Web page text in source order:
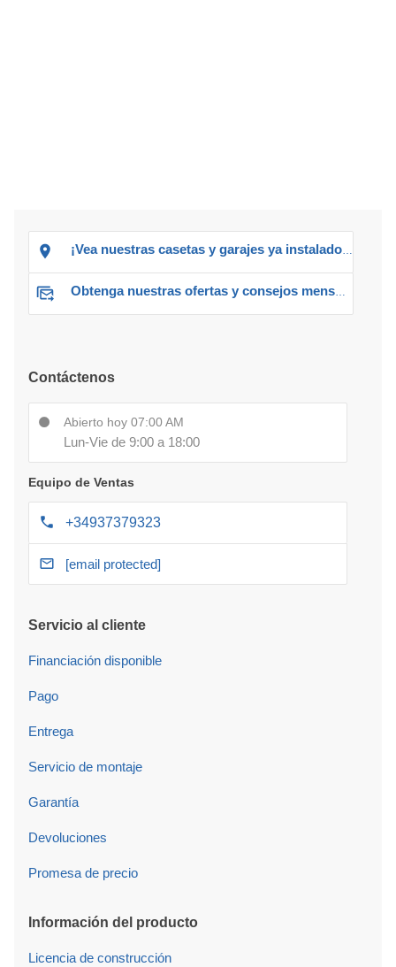
¡Vea nuestras casetas y garajes ya instalados!
Obtenga nuestras ofertas y consejos mensuales
Contáctenos
Abierto hoy 07:00 AM
Lun-Vie de 9:00 a 18:00
Equipo de Ventas
+34937379323
[email protected]
Servicio al cliente
Financiación disponible
Pago
Entrega
Servicio de montaje
Garantía
Devoluciones
Promesa de precio
Información del producto
Licencia de construcción